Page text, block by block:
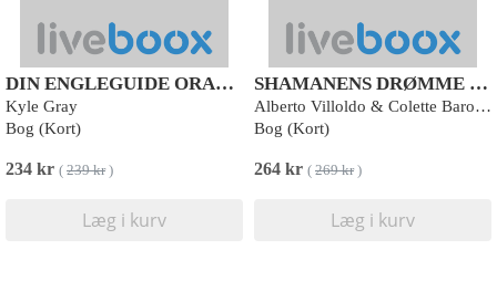
DIN ENGLEGUIDE ORAKEL
Kyle Gray
Bog (Kort)
234 kr ( 239 kr)
Læg i kurv
SHAMANENS DRØMME ORAKEL
Alberto Villoldo & Colette Baron-Reid
Bog (Kort)
264 kr ( 269 kr)
Læg i kurv